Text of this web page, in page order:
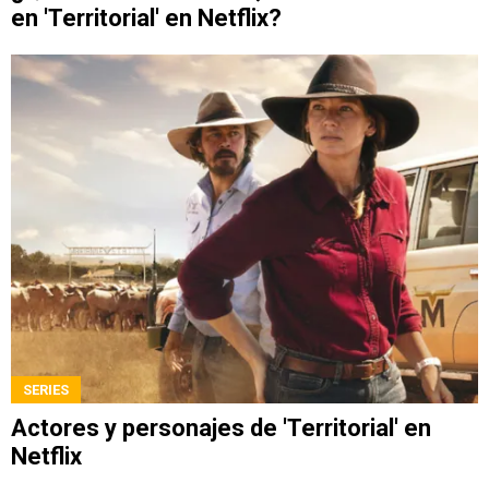
en 'Territorial' en Netflix?
SERIES
Actores y personajes de 'Territorial' en
Netflix